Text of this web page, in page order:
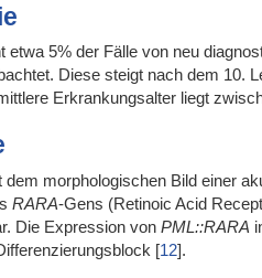
etwa 5% der Fälle von neu
Diese steigt nach dem 10.
Erkrankungsalter liegt
dem morphologischen Bild einer
RARA-Gens (Retinoic Acid
Die Expression von PML::RARA
[12].